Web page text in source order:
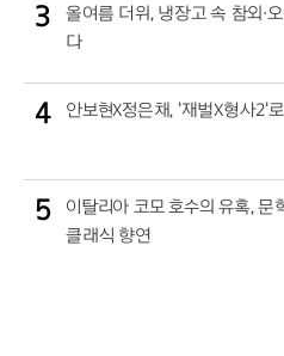
3
올여름 더위, 냉장고 속 참외·오
다
4 안보현X정은채, '재벌X형사2'
5
이탈리아 코모 호수의 유혹,
클래식 향연